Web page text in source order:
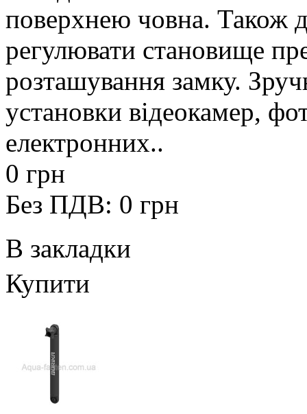
поверхнею човна. Також
регулювати становище
розташування замку.
установки відеокамер,
електронних..
0 грн
Без ПДВ: 0 грн
В закладки
Купити